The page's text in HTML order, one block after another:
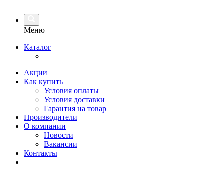
Меню
Каталог
Акции
Как купить
Условия оплаты
Условия доставки
Гарантия на товар
Производители
О компании
Новости
Вакансии
Контакты